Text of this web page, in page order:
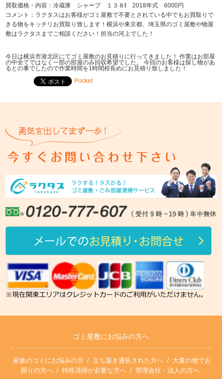
買取価格・内容：冷蔵庫 シャープ １３８ℓ 2018年式 6000円
コメント：ラクタスはお客様がゴミ屋敷で不要とされている中でもお買取りで
きる物をキッチリお買取り致します！横浜や東京都、埼玉県のゴミ屋敷や物屋
敷はラクタスまでご相談ください！担当の河上でした！
今日は横浜市港北区にてゴミ屋敷のお見積りに行ってきました！ 作業はお部屋
の中全てではなく一部の部屋のみ回収希望でした。 今回のお客様は探し物があ
るとの事でしたので作業時間を1時間程長めにお見積り致しました！
Pocket
ゴミ屋敷にお悩みの方へ
家族のゴミにお悩みの方 立ち退き通告された方へ
大量の物でお
困りの方へ
特殊清掃が必要な方へ 管理会社・法人の方へ